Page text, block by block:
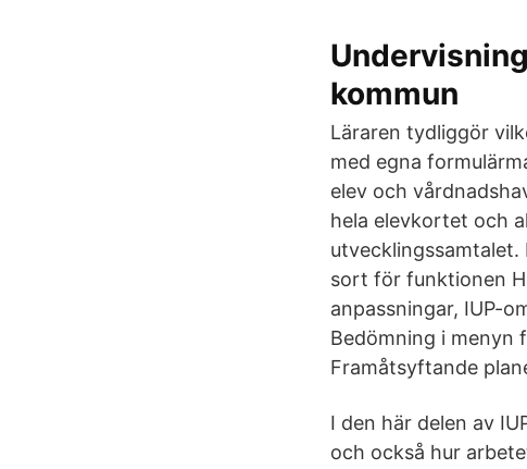
kommun
Läraren tydliggör
med egna
elev och
hela elevkortet och
utvecklingssamtalet.
sort för funktionen
anpassningar, IUP-
Bedömning i menyn
Framåtsyftande
I den här delen av
och också hur